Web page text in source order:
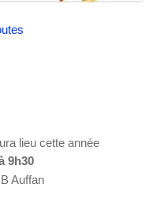
lieu cette année
9h30
Auffan